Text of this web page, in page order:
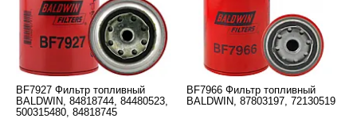
BF7927 Фильтр топливный
BALDWIN, 84818744, 84480523,
500315480, 84818745
BF7966 Фильтр топливный
BALDWIN, 87803197, 72130519